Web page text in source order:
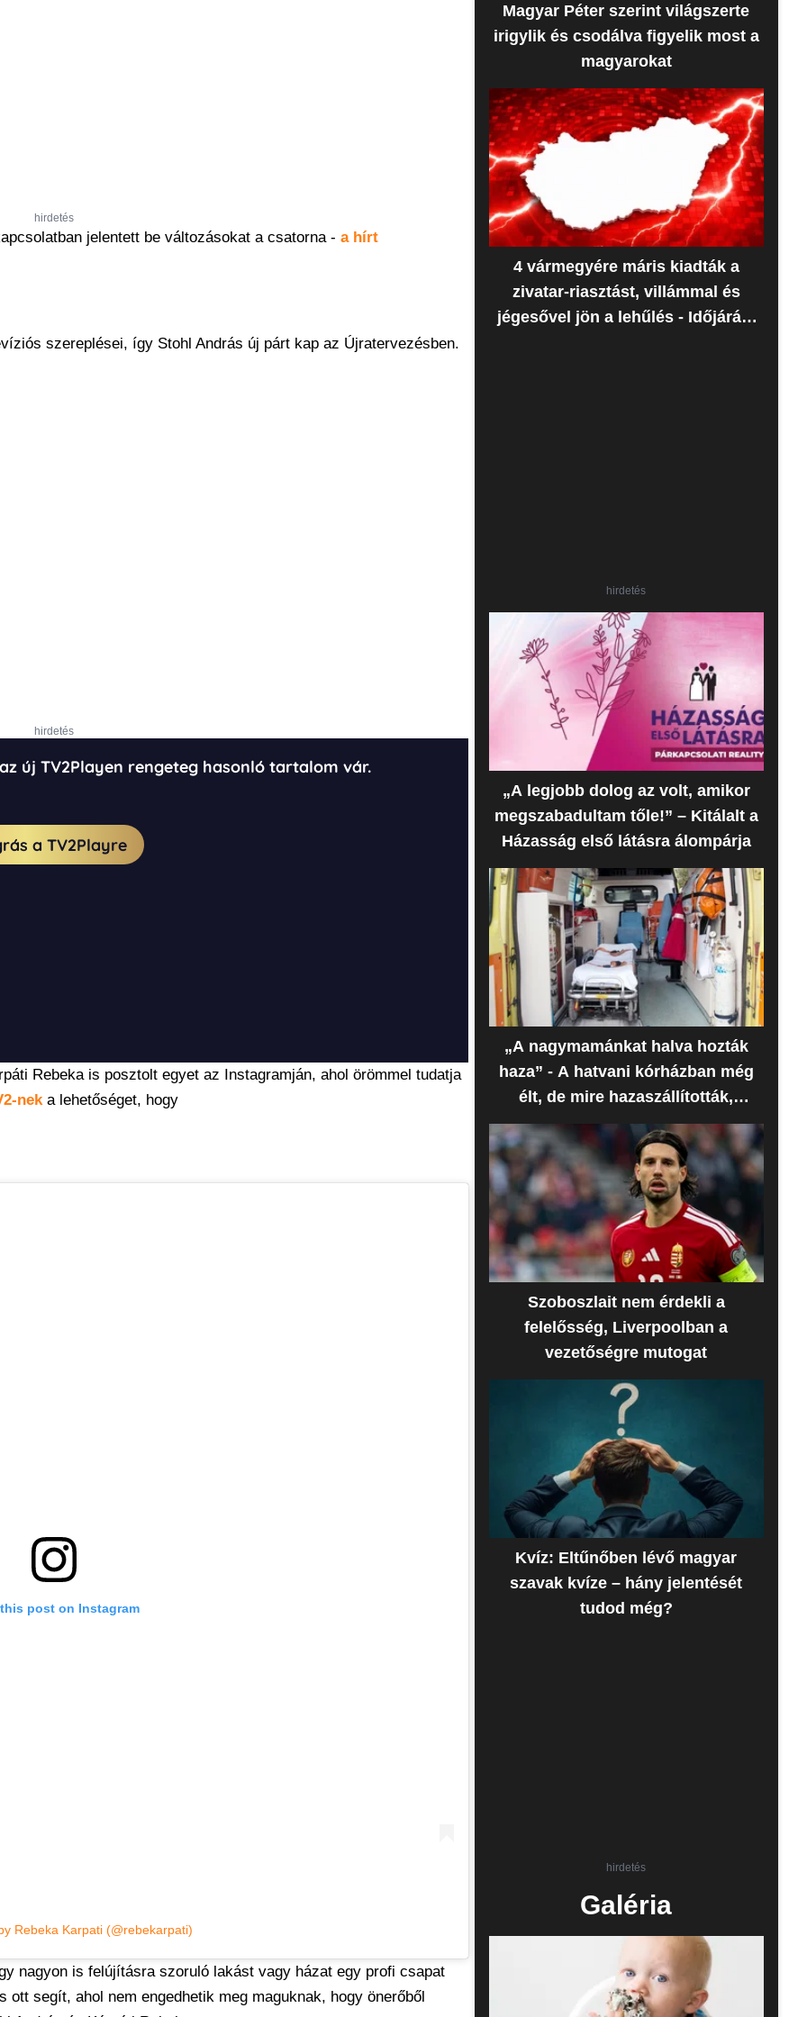
hirdetés
jelentett be változásokat a csatorna - a hírt
szereplései, így Stohl András új párt kap az Újratervezésben.
hirdetés
Rebeka is posztolt egyet az Instagramján, ahol örömmel tudatja
neka lehetőséget, hogy
post on Instagram
Rebeka Karpati (@rebekarpati)
nagyon is felújításra szoruló lakást vagy házat egy profi csapat
segít, ahol nem engedhetik meg maguknak, hogy önerőből
Magyar Péter szerint világszerte
irigylik és csodálva figyelik most a
magyarokat
4 vármegyére máris kiadták a
zivatar-riasztást, villámmal és
jégesővel jön a lehűlés - Időjárás-
hirdetés
„A legjobb dolog az volt, amikor
megszabadultam tőle!” – Kitálalt a
Házasság első látásra álompárja
„A nagymamánkat halva hozták
haza” - A hatvani kórházban még
élt, de mire hazaszállították,
meghalt az idős nő
Szoboszlait nem érdekli a
felelősség, Liverpoolban a
vezetőségre mutogat
Kvíz: Eltűnőben lévő magyar
szavak kvíze – hány jelentését
tudod még?
hirdetés
Galéria